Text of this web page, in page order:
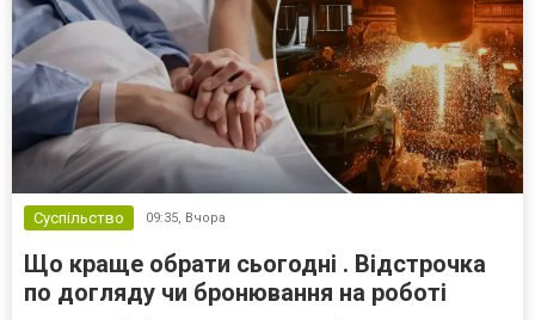
Суспільство 09:35, Вчора
Що краще обрати сьогодні . Відстрочка
по догляду чи бронювання на роботі